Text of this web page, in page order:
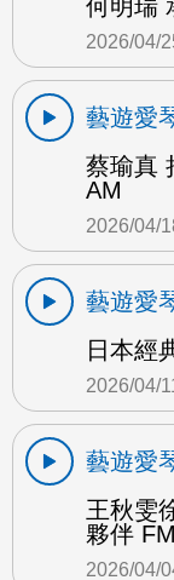
何明瑞
2026/04/
藝遊愛
蔡瑜真
AM
2026/04/
藝遊愛
日本經
2026/04/
藝遊愛
王秋雯
夥伴
2026/04/